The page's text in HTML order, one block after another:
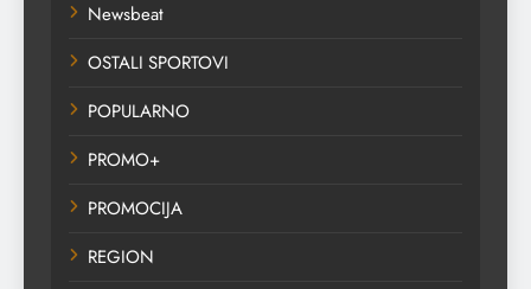
Newsbeat
OSTALI SPORTOVI
POPULARNO
PROMO+
PROMOCIJA
REGION